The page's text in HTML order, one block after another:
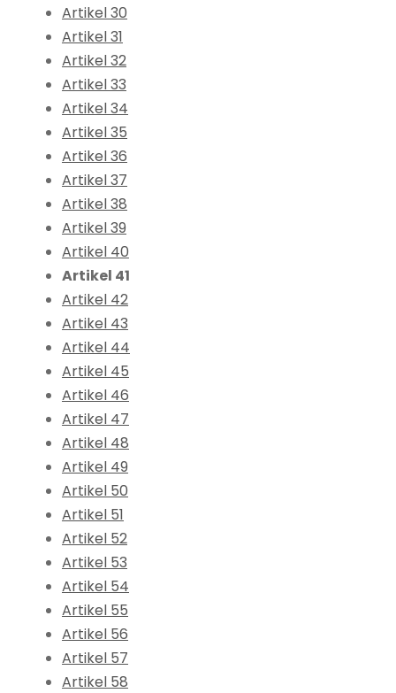
Artikel 30
Artikel 31
Artikel 32
Artikel 33
Artikel 34
Artikel 35
Artikel 36
Artikel 37
Artikel 38
Artikel 39
Artikel 40
Artikel 41
Artikel 42
Artikel 43
Artikel 44
Artikel 45
Artikel 46
Artikel 47
Artikel 48
Artikel 49
Artikel 50
Artikel 51
Artikel 52
Artikel 53
Artikel 54
Artikel 55
Artikel 56
Artikel 57
Artikel 58